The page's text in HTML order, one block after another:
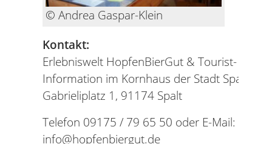
© Andrea Gaspar-Klein
Kontakt:
Erlebniswelt HopfenBierGut & Tourist-
Information im Kornhaus der Stadt Spalt
Gabrieliplatz 1, 91174 Spalt
Telefon 09175 / 79 65 50 oder E-Mail:
info@hopfenbiergut.de